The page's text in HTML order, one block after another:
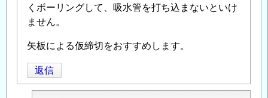
くボーリングして、吸水管を打ち込まないといけ
ません。
矢板による仮締切をおすすめします。
返信